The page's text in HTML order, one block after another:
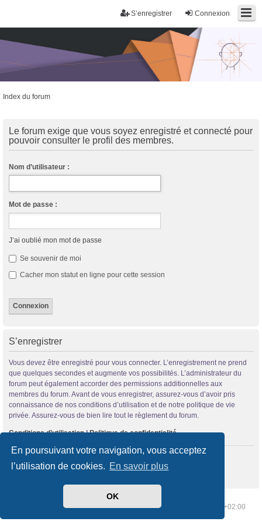
En poursuivant votre navigation, vous acceptez
l’utilisation de cookies. En savoir plus
OK
Connexion
S’enregistrer
Index du forum
Le forum exige que vous soyez enregistré et connecté pour
pouvoir consulter le profil des membres.
Nom d’utilisateur :
Mot de passe :
J’ai oublié mon mot de passe
Se souvenir de moi
Cacher mon statut en ligne pour cette session
S’enregistrer
Vous devez être enregistré pour vous connecter. L’enregistrement ne prend
que quelques secondes et augmente vos possibilités. L’administrateur du
forum peut également accorder des permissions additionnelles aux
membres du forum. Avant de vous enregistrer, assurez-vous d’avoir pris
connaissance de nos conditions d’utilisation et de notre politique de vie
privée. Assurez-vous de bien lire tout le règlement du forum.
Conditions d’utilisation|Politique de confidentialité
S’enregistrer
Supprimer les cookies Heures au format UTC+02:00